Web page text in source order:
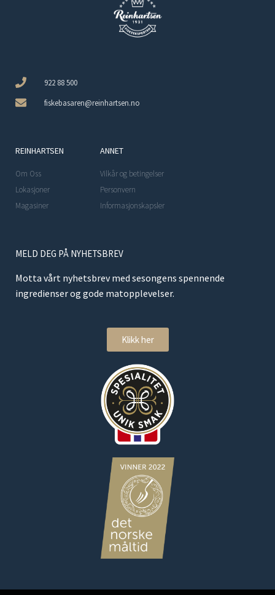
922 88 500
fiskebasaren@reinhartsen.no
REINHARTSEN
Om Oss
Lokasjoner
Magasiner
ANNET
Vilkår og betingelser
Personvern
Informasjonskapsler
MELD DEG PÅ NYHETSBREV
Motta vårt nyhetsbrev med sesongens spennende
ingredienser og gode matopplevelser.
Klikk her